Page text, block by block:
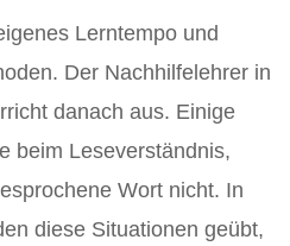
Lerntempo und
Der Nachhilfelehrer in
danach aus. Einige
beim Leseverständnis,
Wort nicht. In
diese Situationen geübt,